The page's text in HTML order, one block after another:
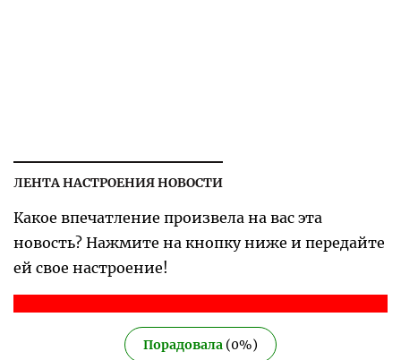
ЛЕНТА НАСТРОЕНИЯ НОВОСТИ
Какое впечатление произвела на вас эта
новость? Нажмите на кнопку ниже и передайте
ей свое настроение!
Порадовала (0%)